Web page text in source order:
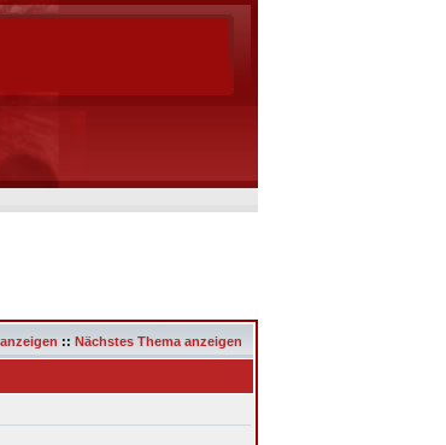
:: Nächstes Thema anzeigen